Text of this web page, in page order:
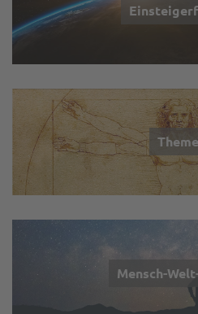
Mensch-